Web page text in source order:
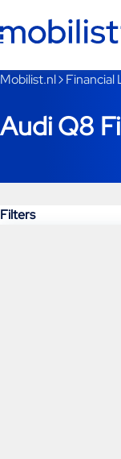
Je bent nu voorbij
Mobilist.nl Financial
Audi Q8
Filters